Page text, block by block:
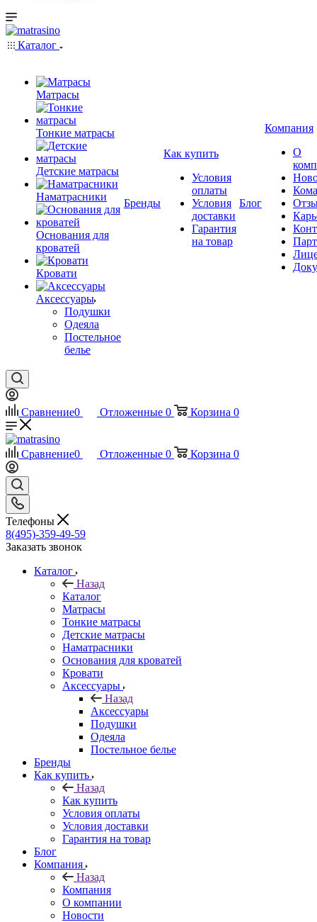
Каталог
Матрасы
Тонкие матрасы
Детские матрасы
Наматрасники
Основания для
кроватей
Кровати
Аксессуары
Подушки
Одеяла
Постельное
белье
Бренды
Как купить
Условия
оплаты
Условия
доставки
Гарантия
на товар
Блог
Компания
О
Сравнение0 Отложенные 0 Корзина 0
Сравнение0 Отложенные 0 Корзина 0
Телефоны
8(495)-359-49-59
Заказать звонок
Каталог
Назад
Каталог
Матрасы
Тонкие матрасы
Детские матрасы
Наматрасники
Основания для кроватей
Кровати
Аксессуары
Назад
Аксессуары
Подушки
Одеяла
Постельное белье
Бренды
Как купить
Назад
Как купить
Условия оплаты
Условия доставки
Гарантия на товар
Блог
Компания
Назад
Компания
О компании
Новости